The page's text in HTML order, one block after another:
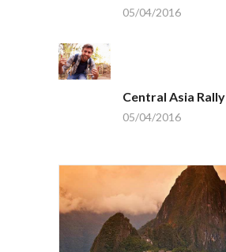
05/04/2016
Central Asia Rally
05/04/2016
South America Icons